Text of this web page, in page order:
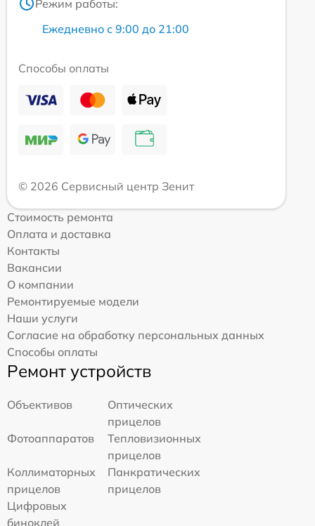
Режим работы:
Ежедневно с 9:00 до 21:00
Способы оплаты
© 2026 Сервисный центр Зенит
Стоимость ремонта
Оплата и доставка
Контакты
Вакансии
О компании
Ремонтируемые модели
Наши услуги
Согласие на обработку персональных данных
Способы оплаты
Ремонт устройств
Объективов
Оптических
прицелов
Фотоаппаратов
Тепловизионных
прицелов
Коллиматорных
прицелов
Панкратических
прицелов
Цифровых
биноклей